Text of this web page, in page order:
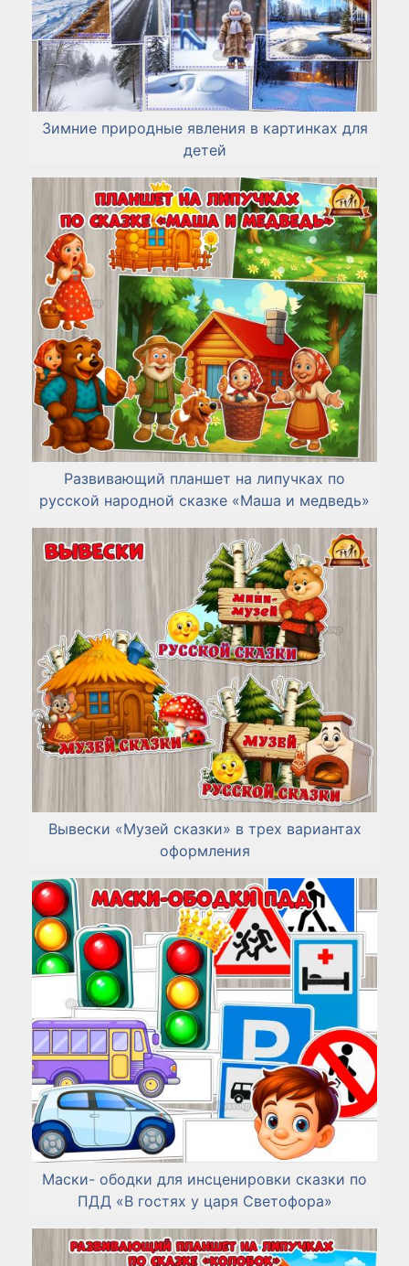
Зимние природные явления в картинках для
детей
Развивающий планшет на липучках по
русской народной сказке «Маша и медведь»
Вывески «Музей сказки» в трех вариантах
оформления
Маски- ободки для инсценировки сказки по
ПДД «В гостях у царя Светофора»